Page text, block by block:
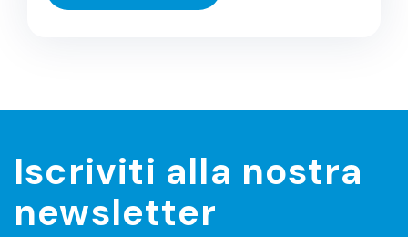
Iscriviti alla nostra
newsletter